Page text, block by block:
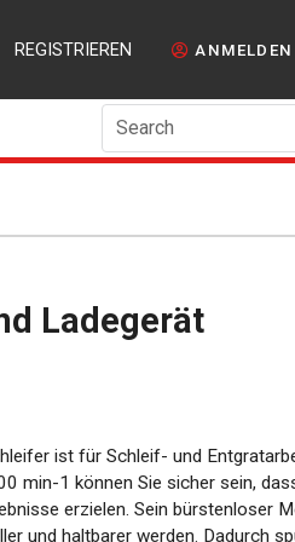
REGISTRIEREN ANMELDEN
Search
Ladegerät
ist für Schleif- und
min-1 können Sie sicher sein,
erzielen. Sein bürstenloser
und haltbarer werden. Dadurch